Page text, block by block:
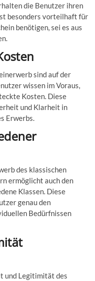
die Benutzer ihren
besonders vorteilhaft für
benötigen, sei es aus
sind auf der
wissen im Voraus,
Kosten. Diese
und Klarheit in
Erwerbs.
des klassischen
ermöglicht auch den
Klassen. Diese
genau den
Bedürfnissen
und Legitimität des